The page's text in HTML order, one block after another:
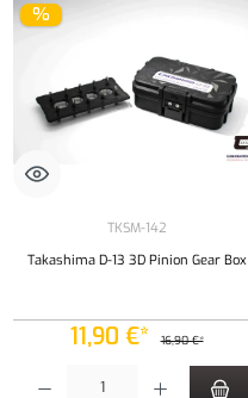
%
TKSM-142
Takashima D-13 3D Pinion Gear Box
11,90 €* 16,90 €*